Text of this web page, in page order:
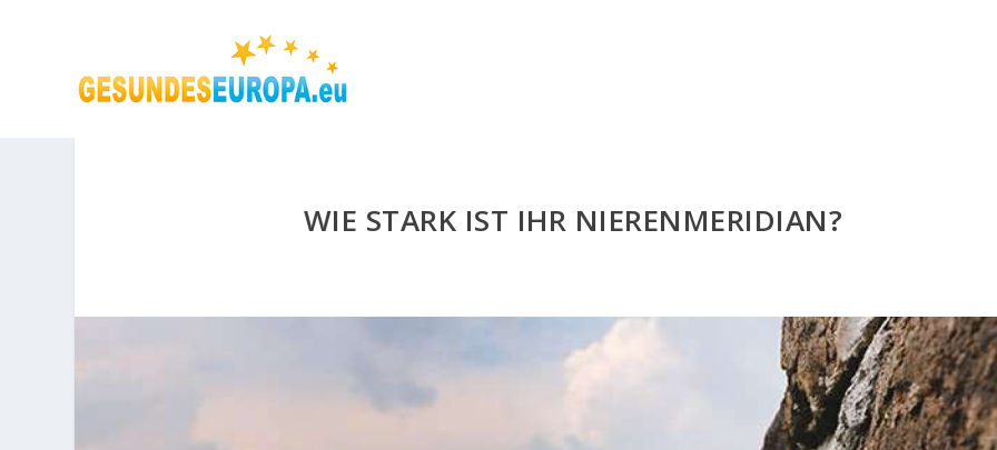
WIE STARK IST IHR NIERENMERIDIAN?